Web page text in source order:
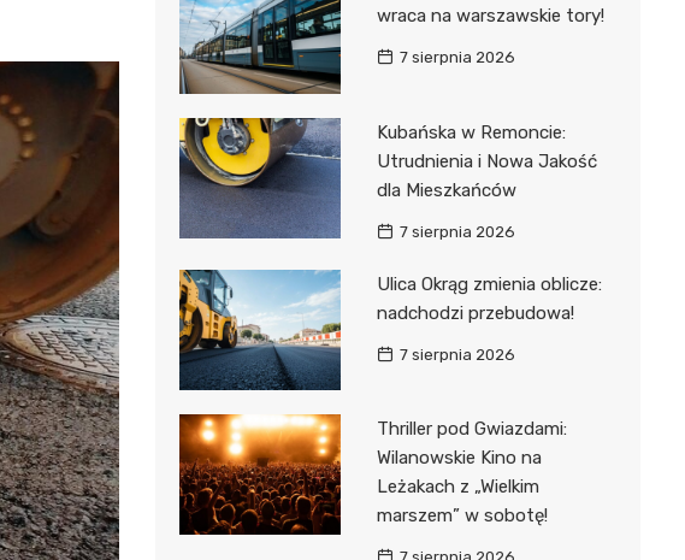
wraca na warszawskie tory!
7 sierpnia 2026
Kubańska w Remoncie:
Utrudnienia i Nowa Jakość
dla Mieszkańców
7 sierpnia 2026
Ulica Okrąg zmienia oblicze:
nadchodzi przebudowa!
7 sierpnia 2026
Thriller pod Gwiazdami:
Wilanowskie Kino na
Leżakach z „Wielkim
marszem” w sobotę!